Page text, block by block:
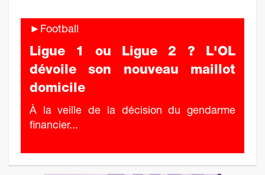
►Football
Ligue 1 ou Ligue 2 ? L'OL
dévoile son nouveau maillot
domicile
À la veille de la décision du gendarme
financier...